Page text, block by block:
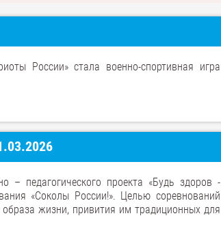
России» стала военно-спортивная игра
– педагогического проекта «Будь здоров -
«Соколы России!». Целью соревнований
жизни, привития им традиционных для